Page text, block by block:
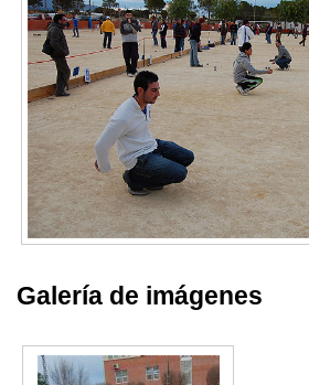
Galería de imágenes